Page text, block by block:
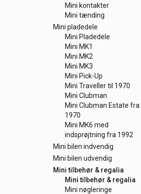
Mini kontakter
Mini tænding
Mini pladedele
Mini Pladedele
Mini MK1
Mini MK2
Mini MK3
Mini Pick-Up
Mini Traveller til 1970
Mini Clubman
Mini Clubman Estate fra
1970
Mini MK6 med
indsprøjtning fra 1992
Mini bilen indvendig
Mini bilen udvendig
Mini tilbehør & regalia
Mini tilbehør & regalia
Mini nøgleringe